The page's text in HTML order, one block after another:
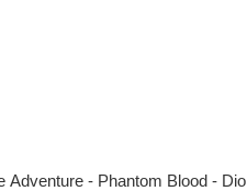
Adventure - Phantom Blood - Dio